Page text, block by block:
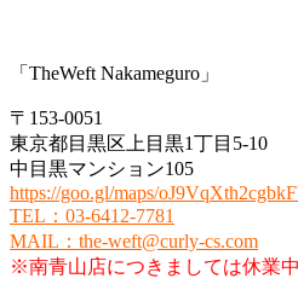
「TheWeft Nakameguro」
〒153-0051
東京都目黒区上目黒1丁目5-10
中目黒マンション105
https://goo.gl/maps/
TEL ： 03-6412-7781
MAIL ： the-weft@curly-cs.com
※南青山店につきましては休業中